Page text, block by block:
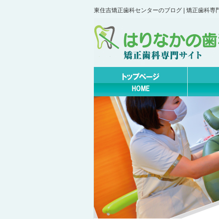
東住吉矯正歯科センターのブログ | 矯正歯科専